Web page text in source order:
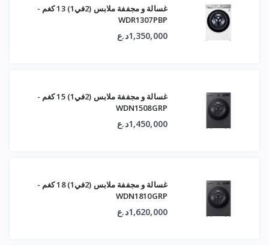
غسالة و مجففة ملابس (2في1) 13 كغم -
WDR1307PBP
1,350,000د.ع
غسالة و مجففة ملابس (2في1) 15 كغم -
WDN1508GRP
1,450,000د.ع
غسالة و مجففة ملابس (2في1) 18 كغم -
WDN1810GRP
1,620,000د.ع